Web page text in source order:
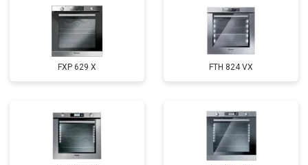
FXP 629 X FTH 824 VX